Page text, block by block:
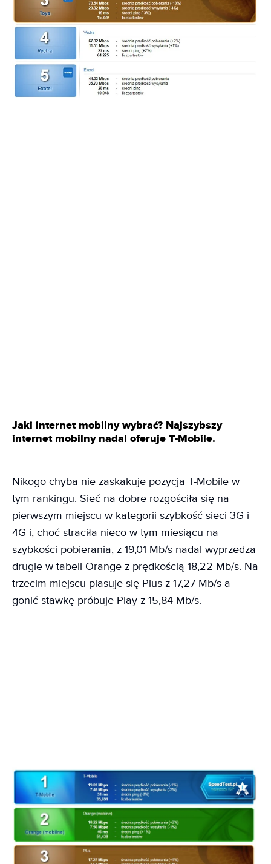
Jaki internet mobilny wybrać? Najszybszy
internet mobilny nadal oferuje T-Mobile.
Nikogo chyba nie zaskakuje pozycja T-Mobile w
tym rankingu. Sieć na dobre rozgościła się na
pierwszym miejscu w kategorii szybkość sieci 3G i
4G i, choć straciła nieco w tym miesiącu na
szybkości pobierania, z 19,01 Mb/s nadal wyprzedza
drugie w tabeli Orange z prędkością 18,22 Mb/s. Na
trzecim miejscu plasuje się Plus z 17,27 Mb/s a
gonić stawkę próbuje Play z 15,84 Mb/s.